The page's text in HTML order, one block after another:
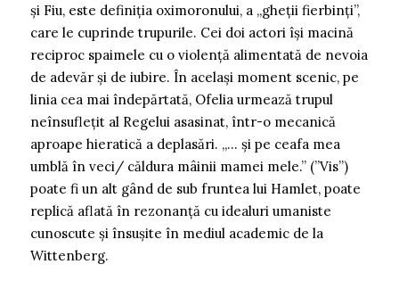
și Fiu, este definiția oximoronului, a „gheții fierbinți”,
care le cuprinde trupurile. Cei doi actori își macină
reciproc spaimele cu o violență alimentată de nevoia
de adevăr și de iubire. În același moment scenic, pe
linia cea mai îndepărtată, Ofelia urmează trupul
neînsuflețit al Regelui asasinat, într-o mecanică
aproape hieratică a deplasări. „… și pe ceafa mea
umblă în veci/ căldura mâinii mamei mele.” (”Vis”)
poate fi un alt gând de sub fruntea lui Hamlet, poate
replică aflată în rezonanță cu idealuri umaniste
cunoscute și însușite în mediul academic de la
Wittenberg.